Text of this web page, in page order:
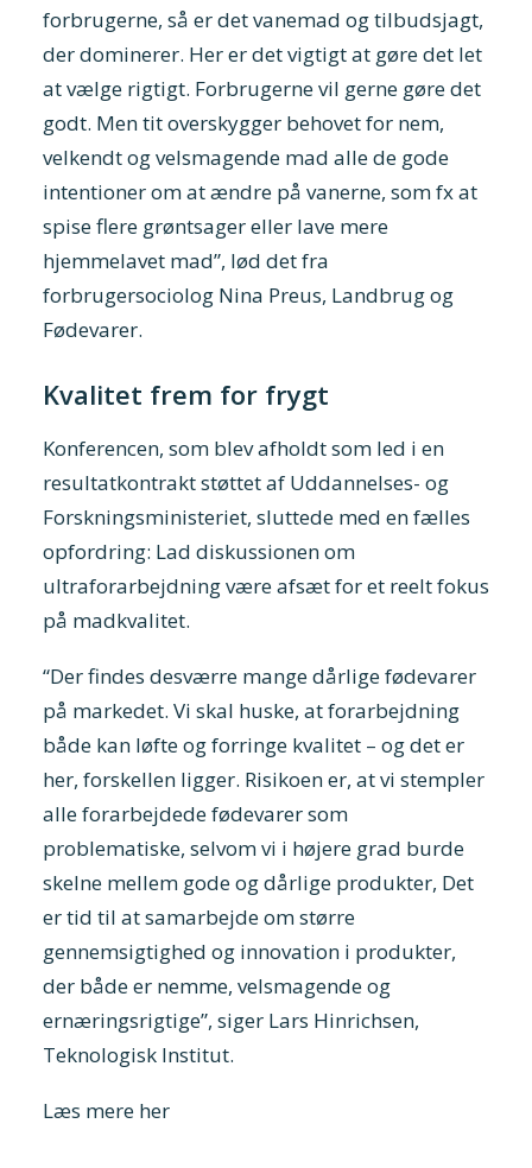
forbrugerne, så er det vanemad og tilbudsjagt,
der dominerer. Her er det vigtigt at gøre det let
at vælge rigtigt. Forbrugerne vil gerne gøre det
godt. Men tit overskygger behovet for nem,
velkendt og velsmagende mad alle de gode
intentioner om at ændre på vanerne, som fx at
spise flere grøntsager eller lave mere
hjemmelavet mad”, lød det fra
forbrugersociolog Nina Preus, Landbrug og
Fødevarer.
Kvalitet frem for frygt
Konferencen, som blev afholdt som led i en
resultatkontrakt støttet af Uddannelses- og
Forskningsministeriet, sluttede med en fælles
opfordring: Lad diskussionen om
ultraforarbejdning være afsæt for et reelt fokus
på madkvalitet.
“Der findes desværre mange dårlige fødevarer
på markedet. Vi skal huske, at forarbejdning
både kan løfte og forringe kvalitet – og det er
her, forskellen ligger. Risikoen er, at vi stempler
alle forarbejdede fødevarer som
problematiske, selvom vi i højere grad burde
skelne mellem gode og dårlige produkter, Det
er tid til at samarbejde om større
gennemsigtighed og innovation i produkter,
der både er nemme, velsmagende og
ernæringsrigtige”, siger Lars Hinrichsen,
Teknologisk Institut.
Læs mere her